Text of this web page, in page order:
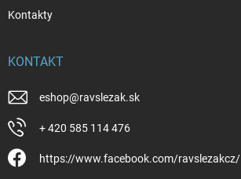
Kontakty
KONTAKT
eshop@ravslezak.sk
+ 420 585 114 476
https://www.facebook.com/ravslezakcz/